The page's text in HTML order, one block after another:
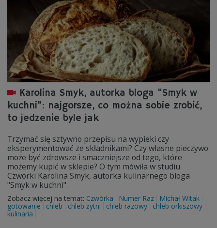
Karolina Smyk, autorka bloga "Smyk w
kuchni": najgorsze, co można sobie zrobić,
to jedzenie byle jak
Trzymać się sztywno przepisu na wypieki czy
eksperymentować ze składnikami? Czy własne pieczywo
może być zdrowsze i smaczniejsze od tego, które
możemy kupić w sklepie? O tym mówiła w studiu
Czwórki Karolina Smyk, autorka kulinarnego bloga
"Smyk w kuchni".
Zobacz więcej na temat: Czwórka Numer Raz
Michał Witak
gotowanie
chleb chleb żytni chleb razowy
chleb orkiszowy
kulinaria